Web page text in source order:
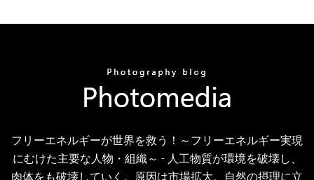
フリーエネルギーが世界を救う！～フリーエネルギー実現
にむけた主要な人物・組織～ - 人工物質が環境を破壊し、
肉体をも破壊していく。原因は市場拡大。自然の摂理に立